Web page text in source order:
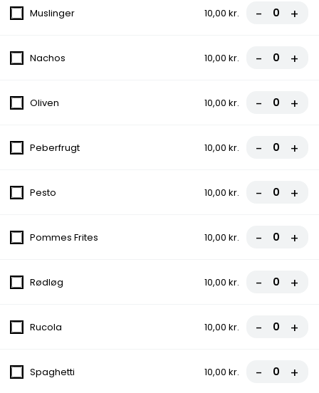
Tomatsauce, Ost, Skinke
Tomatsauce, Ost, Skinke, Ananas
4. Napoli
fra
5. Pompeio
fra 90,00 kr.
6. Capricciosa
fra 90,00 kr.
Muslinger 10,00 kr. - +
Nachos 10,00 kr. - +
Oliven 10,00 kr. - +
Peberfrugt 10,00 kr. - +
Pesto 10,00 kr. - +
Pommes Frites 10,00 kr. - +
Rødløg 10,00 kr. - +
Rucola 10,00 kr. - +
Spaghetti 10,00 kr. - +